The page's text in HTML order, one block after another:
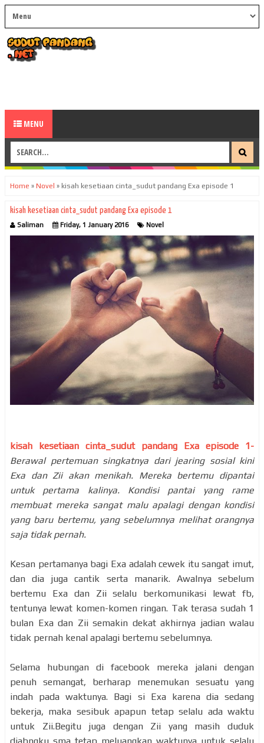
MENU
Home » Novel » kisah kesetiaan cinta_sudut pandang Exa episode 1
kisah kesetiaan cinta_sudut pandang Exa episode 1
Saliman Friday, 1 January 2016 Novel
kisah kesetiaan cinta_sudut pandang Exa episode 1-
Berawal pertemuan singkatnya dari jearing sosial kini
Exa dan Zii akan menikah. Mereka bertemu dipantai
untuk pertama kalinya. Kondisi pantai yang rame
membuat mereka sangat malu apalagi dengan kondisi
yang baru bertemu, yang sebelumnya melihat orangnya
saja tidak pernah.
Kesan pertamanya bagi Exa adalah cewek itu sangat imut,
dan dia juga cantik serta manarik. Awalnya sebelum
bertemu Exa dan Zii selalu berkomunikasi lewat fb,
tentunya lewat komen-komen ringan. Tak terasa sudah 1
bulan Exa dan Zii semakin dekat akhirnya jadian walau
tidak pernah kenal apalagi bertemu sebelumnya.
Selama hubungan di facebook mereka jalani dengan
penuh semangat, berharap menemukan sesuatu yang
indah pada waktunya. Bagi si Exa karena dia sedang
bekerja, maka sesibuk apapun tetap selalu ada waktu
untuk Zii.Begitu juga dengan Zii yang masih duduk
diabngku sma tetap meluangkan waktunya untuk selalu